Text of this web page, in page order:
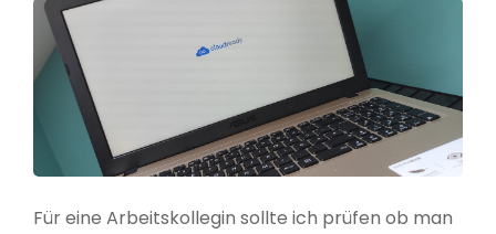
Für eine Arbeitskollegin sollte ich prüfen ob man